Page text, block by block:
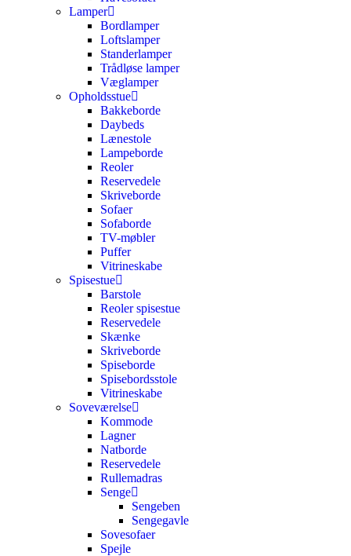
Lamper
Bordlamper
Loftslamper
Standerlamper
Trådløse lamper
Væglamper
Opholdsstue
Bakkeborde
Daybeds
Lænestole
Lampeborde
Reoler
Reservedele
Skriveborde
Sofaer
Sofaborde
TV-møbler
Puffer
Vitrineskabe
Spisestue
Barstole
Reoler spisestue
Reservedele
Skænke
Skriveborde
Spiseborde
Spisebordsstole
Vitrineskabe
Soveværelse
Kommode
Lagner
Natborde
Reservedele
Rullemadras
Senge
Sengeben
Sengegavle
Sovesofaer
Spejle